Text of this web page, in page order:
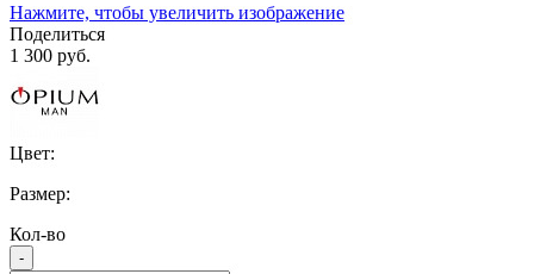
Нажмите, чтобы увеличить изображение
Поделиться
1 300 руб.
Цвет:
Размер:
Кол-во
-